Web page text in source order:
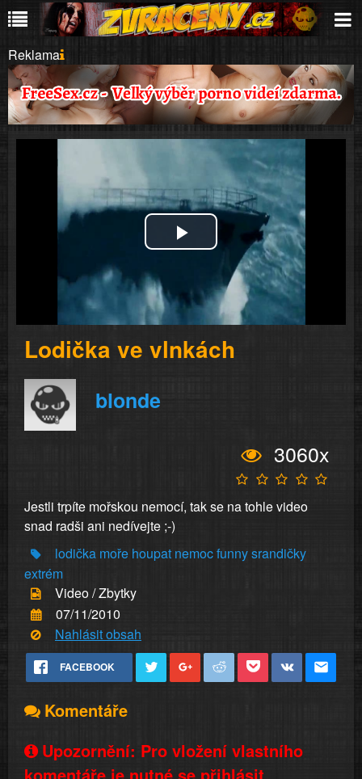
Reklama
Play
Video
Lodička ve vlnkách
blonde
3060x
Jestli trpíte mořskou nemocí, tak se na tohle video
snad radši ani nedívejte ;-)
lodička moře houpat nemocfunnysrandičky
extrém
Video / Zbytky
07/11/2010
Nahlásit obsah
FACEBOOK
Komentáře
Upozornění: Pro vložení vlastního